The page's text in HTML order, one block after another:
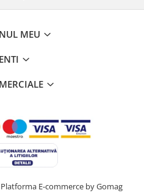
MEU
Platforma E-commerce by Gomag